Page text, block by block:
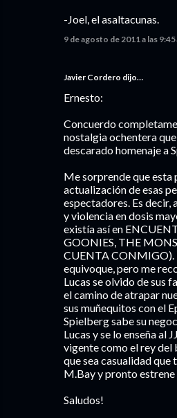
-Joel, el asaltacunas.
9 de agosto de 2011 a las 9:45
Javier Cordero dijo…
Ernesto:
Concuerdo
nostalgia ochentera
descarado homenaje a
Me sorprende que esta
actualización de esas
espectadores. Es decir,
y violencia en dosis
existía así en
GOONIES, THE
CUENTA CONMIGO).
equivoque, pero me
Lucas se olvido de sus
el camino de atrapar
sus muñequitos con el
Spielberg sabe su
Lucas y se lo enseña al
vigente como el rey
que sea casualidad que
M.Bay y pronto estrene
Saludos!